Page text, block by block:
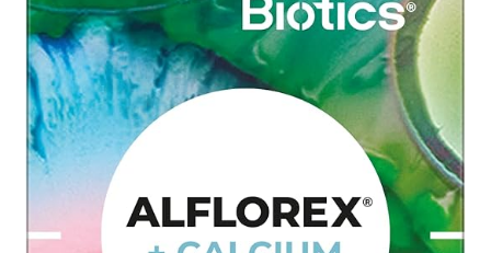
Мой аккаунт
Оставить отзыв
Оформление заказа
Подтверждение заказа